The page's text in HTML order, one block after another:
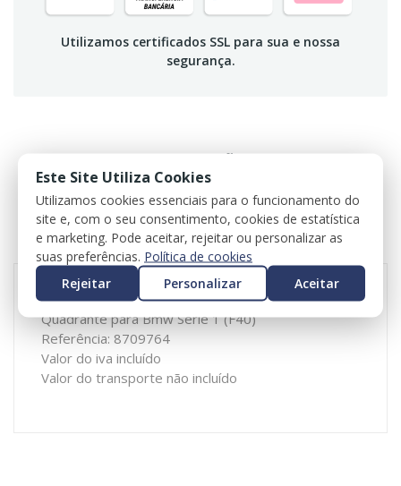
Utilizamos certificados SSL para sua e nossa
segurança.
ESPECIFICAÇÕES
REVIEWS
Quadrante para Bmw Série 1 (F40)
Referência: 8709764
Valor do iva incluído
Valor do transporte não incluído
Este Site Utiliza Cookies
Utilizamos cookies essenciais para o funcionamento do
site e, com o seu consentimento, cookies de estatística
e marketing. Pode aceitar, rejeitar ou personalizar as
suas preferências. Política de cookies
Rejeitar
Personalizar Aceitar